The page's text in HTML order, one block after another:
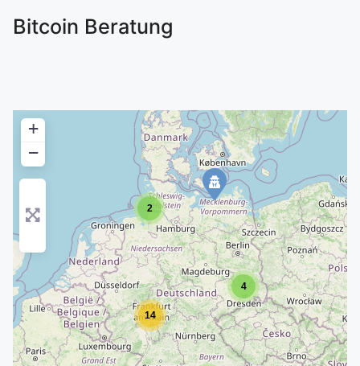
Bitcoin Beratung
2
4
14
+
−